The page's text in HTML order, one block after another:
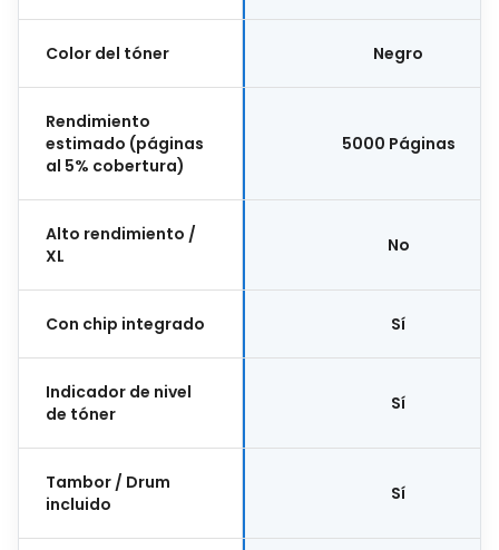
Color del tóner Negro
Rendimiento
estimado (páginas
al 5% cobertura)
5000 Páginas
Alto rendimiento /
XL
No
Con chip integrado Sí
Indicador de nivel
de tóner
Sí
Tambor / Drum
incluido
Sí